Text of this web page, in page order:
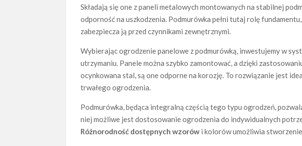
Składają się one z paneli metalowych montowanych na stabilnej
odporność na uszkodzenia. Podmurówka pełni tutaj rolę
zabezpiecza ją przed czynnikami zewnętrznymi.
Wybierając ogrodzenie panelowe z podmurówką, inwestujemy w
utrzymaniu. Panele można szybko zamontować, a dzięki
ocynkowana stal, są one odporne na korozję. To rozwiązanie jest
trwałego ogrodzenia.
Podmurówka, będąca integralną częścią tego typu ogrodzeń,
niej możliwe jest dostosowanie ogrodzenia do indywidualnych
Różnorodność dostępnych wzorów i kolorów umożliwia